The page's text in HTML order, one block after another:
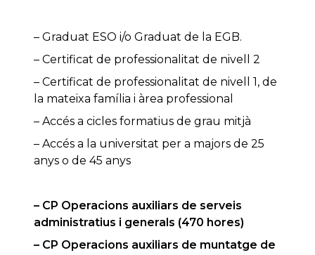
– Graduat ESO i/o Graduat de la EGB.
– Certificat de professionalitat de nivell 2
– Certificat de professionalitat de nivell 1, de
la mateixa família i àrea professional
– Accés a cicles formatius de grau mitjà
– Accés a la universitat per a majors de 25
anys o de 45 anys
– CP Operacions auxiliars de serveis
administratius i generals (470 hores)
– CP Operacions auxiliars de muntatge de